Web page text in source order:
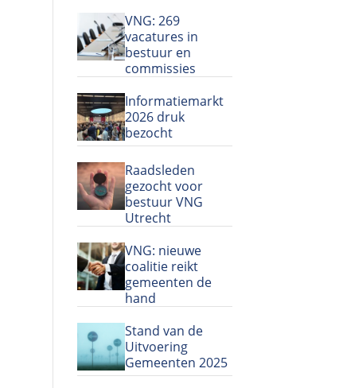
VNG: 269
vacatures in
bestuur en
commissies
Informatiemarkt
2026 druk
bezocht
Raadsleden
gezocht voor
bestuur VNG
Utrecht
VNG: nieuwe
coalitie reikt
gemeenten de
hand
Stand van de
Uitvoering
Gemeenten 2025